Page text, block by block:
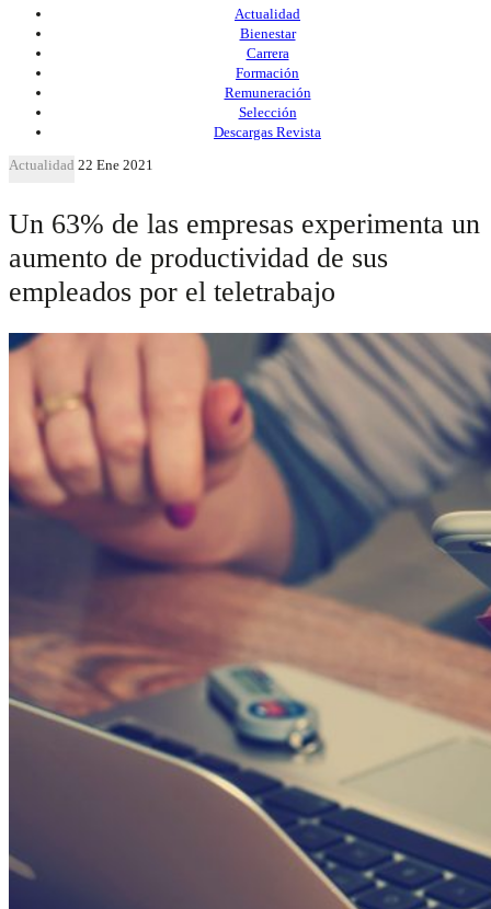
Actualidad
Bienestar
Carrera
Formación
Remuneración
Selección
Descargas Revista
Actualidad 22 Ene 2021
Un 63% de las empresas experimenta un
aumento de productividad de sus
empleados por el teletrabajo